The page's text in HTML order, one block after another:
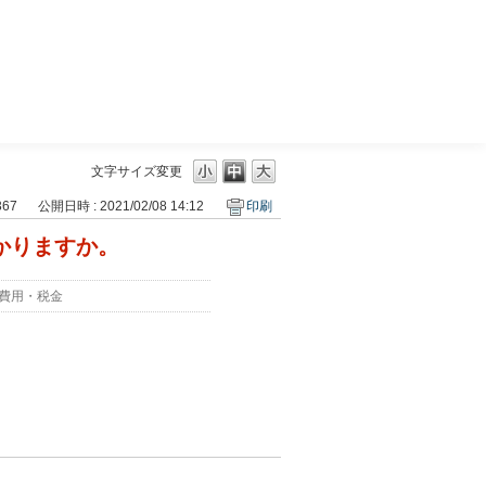
文字サイズ変更
公開日時 : 2021/02/08 14:12 印刷
ますか。
費用・税金